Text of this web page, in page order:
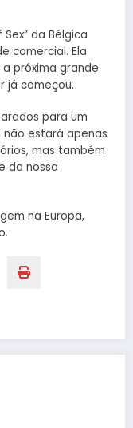
da Bélgica
comercial. Ela
próxima grande
já começou.
para um
estará apenas
mas também
da nossa
na Europa,